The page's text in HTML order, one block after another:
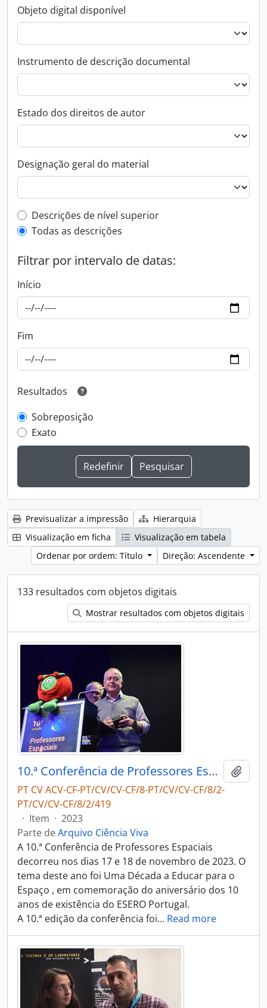
Objeto digital disponível
Instrumento de descrição documental
Estado dos direitos de autor
Designação geral do material
Top-level description filter
Descrições de nível superior
Todas as descrições
Filtrar por intervalo de datas:
Início
Fim
Resultados
Sobreposição
Exato
Previsualizar a impressão
Hierarquia
Visualização em ficha
Visualização em tabela
Ordenar por ordem: Título
Direção: Ascendente
133 resultados com objetos digitais
Mostrar resultados com objetos digitais
10.ª Conferência de Professores Espaciais
PT CV ACV-CF-PT/CV/CV-CF/8-PT/CV/CV-CF/8/2-
PT/CV/CV-CF/8/2/419
· Item · 2023
Parte deArquivo Ciência Viva
A 10.ª Conferência de Professores Espaciais
decorreu nos dias 17 e 18 de novembro de 2023. O
tema deste ano foi Uma Década a Educar para o
Espaço , em comemoração do aniversário dos 10
anos de existência do ESERO Portugal.
A 10.ª edição da conferência foi… Read more